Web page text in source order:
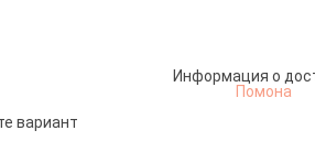
Информация о
Помона
вариант